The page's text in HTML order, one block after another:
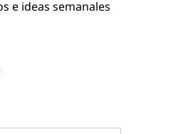
e ideas semanales